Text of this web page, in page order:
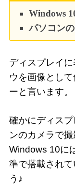
Windows
パソコン
ディスプレイ
ウを画像とし
ーと言います。
確かにディス
ンのカメラで
Windows 10に
準で搭載され
う♪